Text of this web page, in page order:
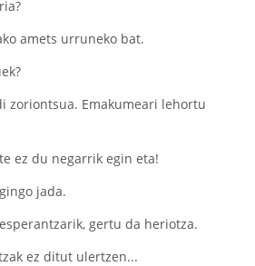
amets urruneko bat.
zoriontsua. Emakumeari lehortu
ez du negarrik egin eta!
jada.
gertu da heriotza.
ez ditut ulertzen...